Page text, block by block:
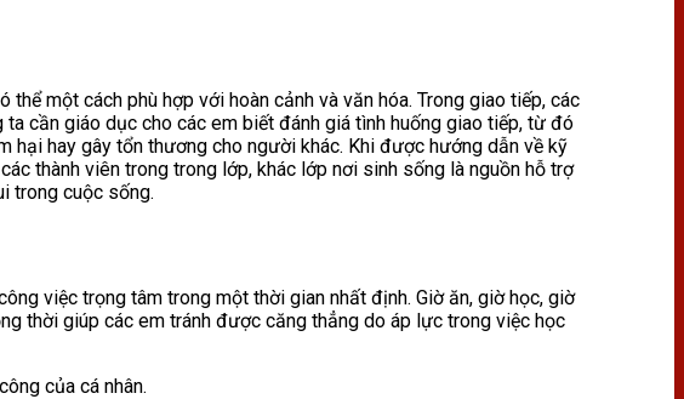
một cách phù hợp với hoàn cảnh và văn hóa. Trong giao tiếp, các
cần giáo dục cho các em biết đánh giá tình huống giao tiếp, từ đó
hại hay gây tổn thương cho người khác. Khi được hướng dẫn về kỹ
thành viên trong trong lớp, khác lớp nơi sinh sống là nguồn hỗ trợ
trong cuộc sống.
việc trọng tâm trong một thời gian nhất định. Giờ ăn, giờ học, giờ
thời giúp các em tránh được căng thẳng do áp lực trong việc học
của cá nhân.